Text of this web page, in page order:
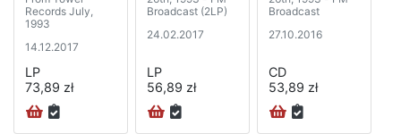
Records July,
1993
14.12.2017
LP
73,89 zł
Broadcast (2LP)
24.02.2017
LP
56,89 zł
Broadcast
27.10.2016
CD
53,89 zł